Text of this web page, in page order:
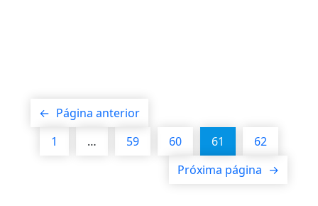
← Página anterior
1
… 59 60 61
62
Próxima página →